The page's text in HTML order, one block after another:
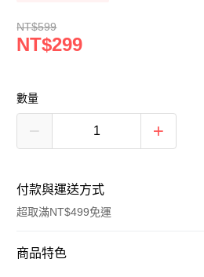
NT$599
NT$299
數量
付款與運送方式
超取滿NT$499免運
付款方式
商品特色